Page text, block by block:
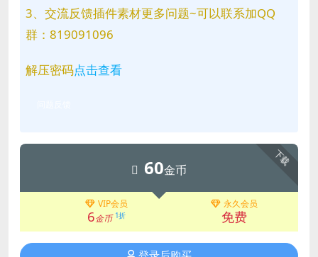
3、交流反馈插件素材更多问题~可以联系加QQ
群：819091096
解压密码点击查看
下载
60金币
VIP会员
6金币 1折
永久会员
免费